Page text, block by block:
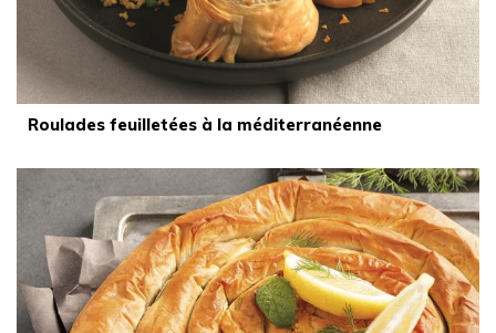
Roulades feuilletées à la méditerranéenne